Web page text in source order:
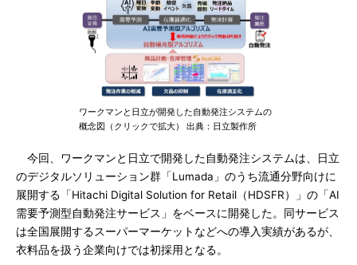
ワークマンと日立が開発した自動発注システムの
概念図（クリックで拡大） 出典：日立製作所
今回、ワークマンと日立で開発した自動発注システムは、日立
のデジタルソリューション群「Lumada」のうち流通分野向けに
展開する「Hitachi Digital Solution for Retail（HDSFR）」の「AI
需要予測型自動発注サービス」をベースに開発した。同サービス
は全国展開するスーパーマーケットなどへの導入実績があるが、
衣料品を扱う企業向けでは初採用となる。